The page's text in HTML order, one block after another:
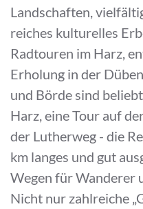
Landschaften,
reiches kulturelles
Radtouren im Harz,
Erholung in der
und Börde sind
Harz, eine Tour auf
der Lutherweg - die
km langes und gut
Wegen für Wanderer
Nicht nur zahlreiche